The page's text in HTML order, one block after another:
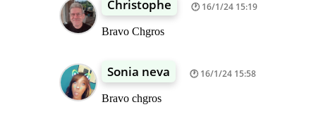
Christophe 16/1/24 15:19
Bravo Chgros
Sonia neva 16/1/24 15:58
Bravo chgros